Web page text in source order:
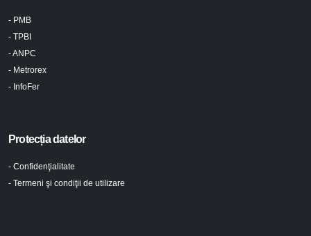
- PMB
- TPBI
- ANPC
- Metrorex
- InfoFer
Protecția datelor
- Confidenţialitate
- Termeni şi condiţii de utilizare